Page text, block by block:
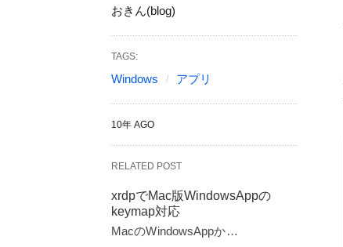
おきん(blog)
TAGS:
Windows アプリ
10年 AGO
RELATED POST
xrdpでMac版WindowsAppの
keymap対応
MacのWindowsAppか…